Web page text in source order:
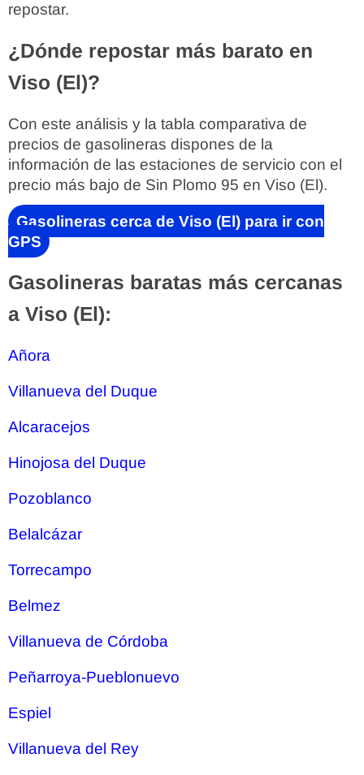
repostar.
¿Dónde repostar más barato en
Viso (El)?
Con este análisis y la tabla comparativa de
precios de gasolineras dispones de la
información de las estaciones de servicio con el
precio más bajo de Sin Plomo 95 en Viso (El).
Gasolineras cerca de Viso (El) para ir con
GPS
Gasolineras baratas más cercanas
a Viso (El):
Añora
Villanueva del Duque
Alcaracejos
Hinojosa del Duque
Pozoblanco
Belalcázar
Torrecampo
Belmez
Villanueva de Córdoba
Peñarroya-Pueblonuevo
Espiel
Villanueva del Rey